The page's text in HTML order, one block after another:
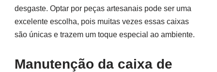
desgaste. Optar por peças artesanais pode ser uma
excelente escolha, pois muitas vezes essas caixas
são únicas e trazem um toque especial ao ambiente.
Manutenção da caixa de